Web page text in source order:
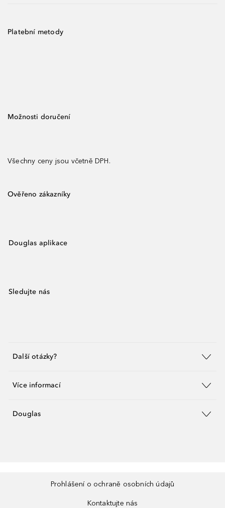
Platební metody
Možnosti doručení
Všechny ceny jsou včetně DPH.
Ověřeno zákazníky
Douglas aplikace
Sledujte nás
Další otázky?
Více informací
Douglas
Prohlášení o ochraně osobních údajů
Kontaktujte nás